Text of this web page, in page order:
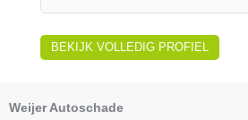
BEKIJK VOLLEDIG PROFIEL
Weijer Autoschade